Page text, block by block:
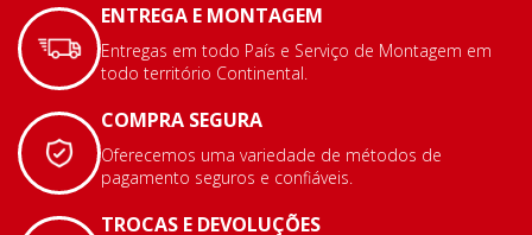
ENTREGA E MONTAGEM
Entregas em todo País e Serviço de Montagem em
todo território Continental.
COMPRA SEGURA
Oferecemos uma variedade de métodos de
pagamento seguros e confiáveis.
TROCAS E DEVOLUÇÕES